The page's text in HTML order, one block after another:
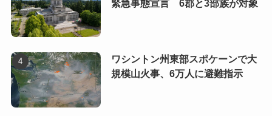
緊急事態宣言 6郡と3部族が対象
ワシントン州東部スポケーンで大
規模山火事、6万人に避難指示